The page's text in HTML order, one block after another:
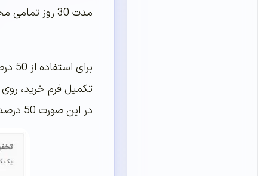
مدت 30 روز تمامی محصولات سایت را با 50 درصد تخفیف ویژه خدمتتان عرضه کنیم.
تکمیل فرم خرید،
در این صورت 50 درصد تخفیف روی تمامی محصولات سبد خرید شما اعمال خواهد شد.